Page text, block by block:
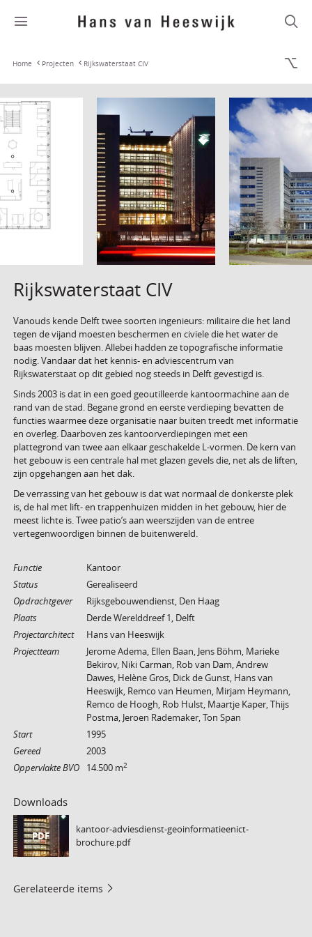
Home Projecten Rijkswaterstaat CIV
Rijkswaterstaat CIV
Vanouds kende Delft twee soorten ingenieurs: militaire die het land
tegen de vijand moesten beschermen en civiele die het water de
baas moesten blijven. Allebei hadden ze topografische informatie
nodig. Vandaar dat het kennis- en adviescentrum van
Rijkswaterstaat op dit gebied nog steeds in Delft gevestigd is.
Sinds 2003 is dat in een goed geoutilleerde kantoormachine aan de
rand van de stad. Begane grond en eerste verdieping bevatten de
functies waarmee deze organisatie naar buiten treedt met informatie
en overleg. Daarboven zes kantoorverdiepingen met een
plattegrond van twee aan elkaar geschakelde L-vormen. De kern van
het gebouw is een centrale hal met glazen gevels die, net als de liften,
zijn opgehangen aan het dak.
De verrassing van het gebouw is dat wat normaal de donkerste plek
is, de hal met lift- en trappenhuizen midden in het gebouw, hier de
meest lichte is. Twee patio’s aan weerszijden van de entree
vertegenwoordigen binnen de buitenwereld.
Functie
Kantoor
Status
Gerealiseerd
Opdrachtgever
Rijksgebouwendienst, Den Haag
Plaats
Derde Werelddreef 1, Delft
Projectarchitect
Hans van Heeswijk
Projectteam
Jerome Adema, Ellen Baan, Jens Böhm, Marieke
Bekirov, Niki Carman, Rob van Dam, Andrew
Dawes, Helène Gros, Dick de Gunst, Hans van
Heeswijk, Remco van Heumen, Mirjam Heymann,
Remco de Hoogh, Rob Hulst, Maartje Kaper, Thijs
Postma, Jeroen Rademaker, Ton Span
Start
1995
Gereed
2003
Oppervlakte BVO
14.500 m2
Downloads
PDF
kantoor-adviesdienst-geoinformatieenict-
brochure.pdf
Gerelateerde items